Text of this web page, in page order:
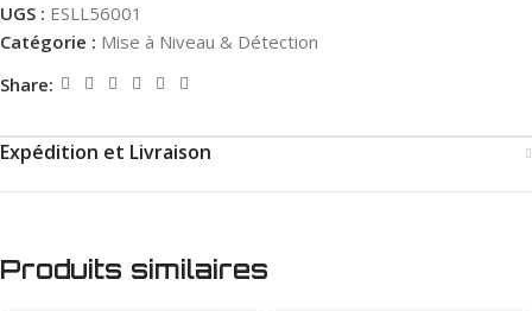
UGS : ESLL56001
Catégorie : Mise à Niveau & Détection
Share:
Expédition et Livraison
Produits similaires